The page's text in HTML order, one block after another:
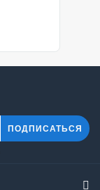
ПОДПИСАТЬСЯ